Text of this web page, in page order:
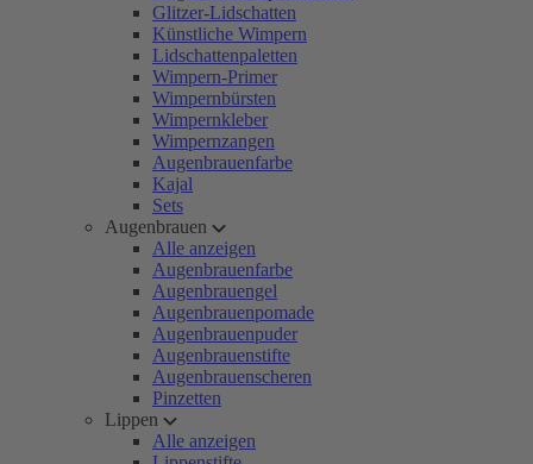
Glitzer-Lidschatten
Künstliche Wimpern
Lidschattenpaletten
Wimpern-Primer
Wimpernbürsten
Wimpernkleber
Wimpernzangen
Augenbrauenfarbe
Kajal
Sets
Augenbrauen
Alle anzeigen
Augenbrauenfarbe
Augenbrauengel
Augenbrauenpomade
Augenbrauenpuder
Augenbrauenstifte
Augenbrauenscheren
Pinzetten
Lippen
Alle anzeigen